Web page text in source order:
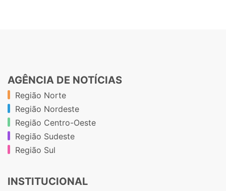
AGÊNCIA DE NOTÍCIAS
Região Norte
Região Nordeste
Região Centro-Oeste
Região Sudeste
Região Sul
INSTITUCIONAL